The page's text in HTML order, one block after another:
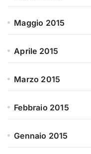
Maggio 2015
Aprile 2015
Marzo 2015
Febbraio 2015
Gennaio 2015